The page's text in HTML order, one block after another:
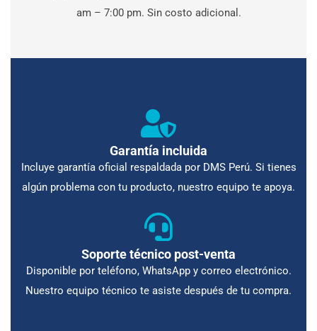
am – 7:00 pm. Sin costo adicional.
Garantía incluida
Incluye garantía oficial respaldada por DMS Perú. Si tienes
algún problema con tu producto, nuestro equipo te apoya.
Soporte técnico post-venta
Disponible por teléfono, WhatsApp y correo electrónico.
Nuestro equipo técnico te asiste después de tu compra.